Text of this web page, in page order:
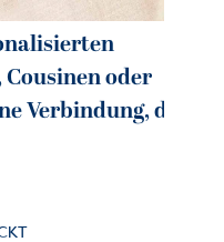
oder
Verbindung, die